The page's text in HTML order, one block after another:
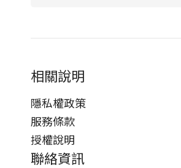
相關說明
隱私權政策
服務條款
授權說明
聯絡資訊